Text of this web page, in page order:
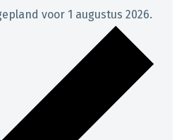
voor 1 augustus 2026.